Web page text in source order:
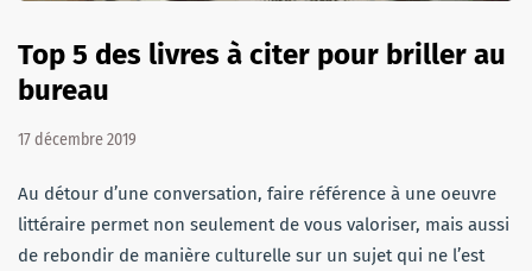
Top 5 des livres à citer pour briller au
bureau
17 décembre 2019
Au détour d’une conversation, faire référence à une oeuvre
littéraire permet non seulement de vous valoriser, mais aussi
de rebondir de manière culturelle sur un sujet qui ne l’est